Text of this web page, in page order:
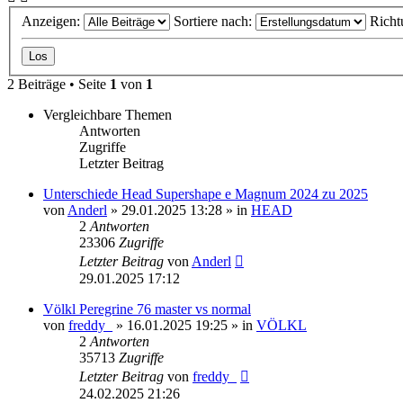
Anzeigen: Sortiere nach:
2 Beiträge • Seite 1 von 1
Vergleichbare Themen
Antworten
Zugriffe
Letzter Beitrag
Unterschiede Head Supershape e Magnum 2024 zu 2025
von Anderl » 29.01.2025 13:28 » in HEAD
2 Antworten
23306 Zugriffe
Letzter Beitrag von Anderl
29.01.2025 17:12
Völkl Peregrine 76 master vs normal
von freddy_ » 16.01.2025 19:25 » in VÖLKL
2 Antworten
35713 Zugriffe
Letzter Beitrag von freddy_
24.02.2025 21:26